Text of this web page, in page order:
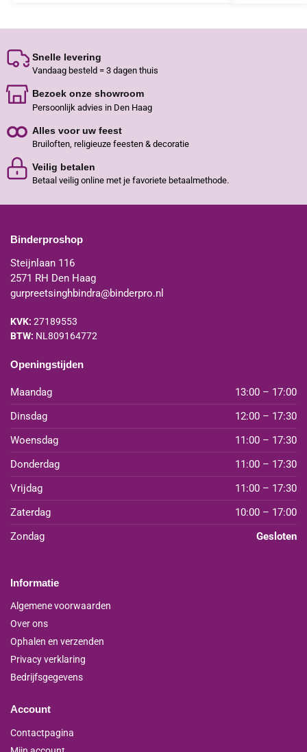
Snelle levering
Vandaag besteld = 3 dagen thuis
Bezoek onze showroom
Persoonlijk advies in Den Haag
Alles voor uw feest
Bruiloften, religieuze feesten & decoratie
Veilig betalen
Betaal veilig online met je favoriete betaalmethode.
Binderproshop
Steijnlaan 116
2571 RH Den Haag
gurpreetsinghbindra@binderpro.nl
KVK: 27189553
BTW: NL809164772
Openingstijden
Maandag
13:00 – 17:00
Dinsdag
12:00 – 17:30
Woensdag
11:00 – 17:30
Donderdag
11:00 – 17:30
Vrijdag
11:00 – 17:30
Zaterdag
10:00 – 17:00
Zondag
Gesloten
Informatie
Algemene voorwaarden
Over ons
Ophalen en verzenden
Privacy verklaring
Bedrijfsgegevens
Account
Contactpagina